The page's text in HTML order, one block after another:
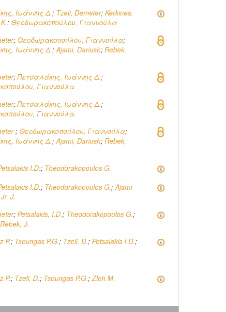
Ιωάννης Δ.; Tzeli, Demeter; Kerkines,
; Θεοδωρακοπούλου, Γιαννούλα
; Θεοδωρακοπούλου, Γιαννούλα;
Ιωάννης Δ.;Ajami, Dariush; Rebek,
;Πετσαλάκης, Ιωάννης Δ.;
Γιαννούλα
;Πετσαλάκης, Ιωάννης Δ.;
Γιαννούλα
; Θεοδωρακοπούλου, Γιαννούλα;
Ιωάννης Δ.;Ajami, Dariush; Rebek,
I.D.; Theodorakopoulos G.
I.D.; Theodorakopoulos G.;Ajami
J.
; Petsalakis, I.D.; Theodorakopoulos G.;
Rebek, J.
P.; Tsoungas P.G.; Tzeli, D.; Petsalakis I.D.;
P.; Tzeli, D.; Tsoungas P.G.;Zloh M.